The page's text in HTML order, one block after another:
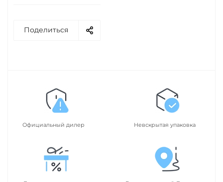
Поделиться
Официальный дилер Невскрытая упаковка